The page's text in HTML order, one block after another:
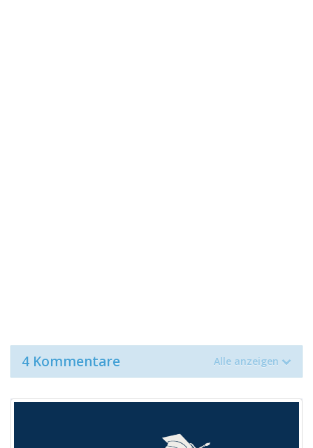
4 Kommentare Alle anzeigen